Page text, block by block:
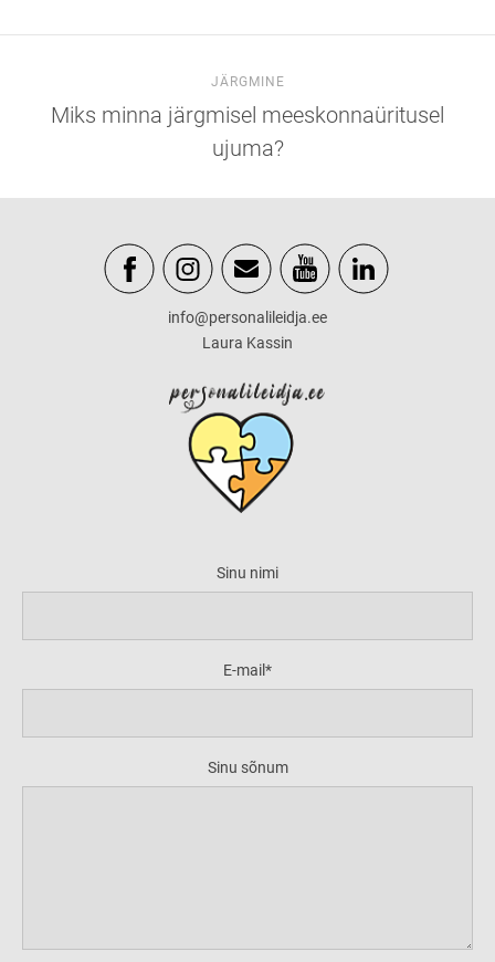
JÄRGMINE
Miks minna järgmisel meeskonnaüritusel
ujuma?
info@personalileidja.ee
Laura Kassin
Sinu nimi
E-mail
Sinu sõnum